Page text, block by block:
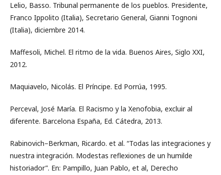
Lelio, Basso. Tribunal permanente de los pueblos. Presidente,
Franco Ippolito (Italia), Secretario General, Gianni Tognoni
(Italia), diciembre 2014.
Maffesoli, Michel. El ritmo de la vida. Buenos Aires, Siglo XXI,
2012.
Maquiavelo, Nicolás. El Príncipe. Ed Porrúa, 1995.
Perceval, José María. El Racismo y la Xenofobia, excluir al
diferente. Barcelona España, Ed. Cátedra, 2013.
Rabinovich–Berkman, Ricardo. et al. “Todas las integraciones y
nuestra integración. Modestas reflexiones de un humilde
historiador”. En: Pampillo, Juan Pablo, et al, Derecho